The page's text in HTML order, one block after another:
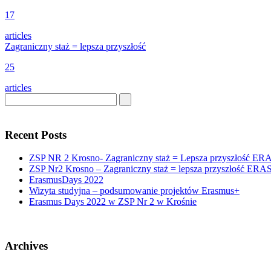
17
articles
Zagraniczny staż = lepsza przyszłość
25
articles
Recent Posts
ZSP NR 2 Krosno- Zagraniczny staż = Lepsza przyszłość
ZSP Nr2 Krosno – Zagraniczny staż = lepsza przyszłość
ErasmusDays 2022
Wizyta studyjna – podsumowanie projektów Erasmus+
Erasmus Days 2022 w ZSP Nr 2 w Krośnie
Archives